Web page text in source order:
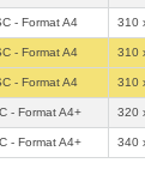
- Format A4 310
- Format A4 310
- Format A4 310
- Format A4+ 320
- Format A4+ 340